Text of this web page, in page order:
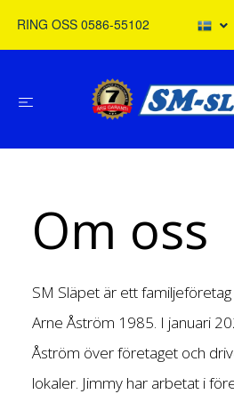
RING OSS 0586-55102
Om oss
SM Släpet är ett
Arne Åström 1985. I januari
Åström över företaget och
lokaler. Jimmy har arbetat i